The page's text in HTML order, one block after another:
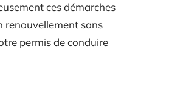
ces démarches
renouvellement sans
permis de conduire